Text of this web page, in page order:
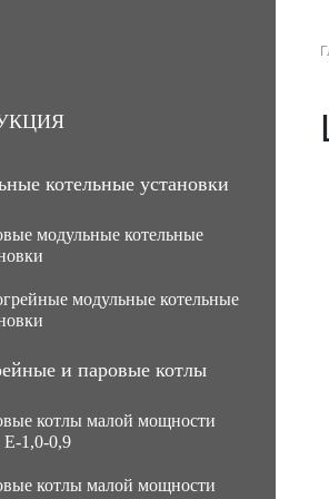
котельные установки
модульные котельные
паровые угольные с ручной
топлива
паровые угольные с
подачей топлива
газомазутные модульные
установки
паровые мазутные (нефть)
модульные котельные
водогрейные угольные с
подачей топлива
водогрейные угольные с
подачей топлива
и паровые котлы
котлы малой мощности
Е-1,0-0,9
котлы малой мощности